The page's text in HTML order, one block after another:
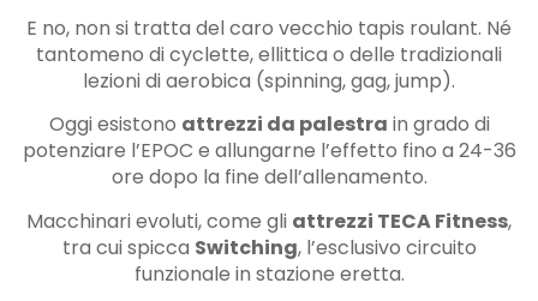
E no, non si tratta del caro vecchio tapis roulant. Né
tantomeno di cyclette, ellittica o delle tradizionali
lezioni di aerobica (spinning, gag, jump).
Oggi esistono attrezzi da palestra in grado di
potenziare l’EPOC e allungarne l’effetto fino a 24-36
ore dopo la fine dell’allenamento.
Macchinari evoluti, come gli attrezzi TECA Fitness,
tra cui spicca Switching, l’esclusivo circuito
funzionale in stazione eretta.